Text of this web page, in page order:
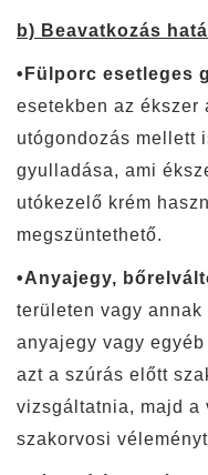
b) Beavatkozás
•Fülporc esetleges
esetekben az ékszer
utógondozás mellett
gyulladása, ami
utókezelő krém
megszüntethető.
•Anyajegy,
területen vagy
anyajegy vagy
azt a szúrás előtt
vizsgáltatnia, majd a
szakorvosi